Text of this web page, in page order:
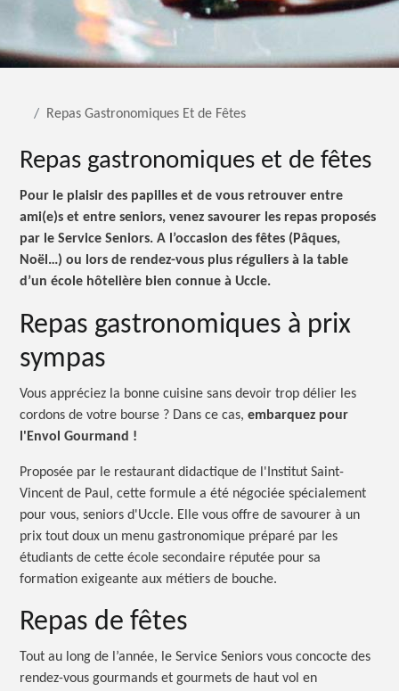
Repas Gastronomiques Et de Fêtes
Repas gastronomiques et de fêtes
Pour le plaisir des papilles et de vous retrouver entre
ami(e)s et entre seniors, venez savourer les repas proposés
par le Service Seniors. A l’occasion des fêtes (Pâques,
Noël…) ou lors de rendez-vous plus réguliers à la table
d’un école hôtelière bien connue à Uccle.
Repas gastronomiques à prix
sympas
Vous appréciez la bonne cuisine sans devoir trop délier les
cordons de votre bourse ? Dans ce cas,embarquez pour
l'EnvolGourmand !
Proposée par le restaurant didactique de l'Institut Saint-
Vincent de Paul, cette formule a été négociée spécialement
pour vous, seniors d'Uccle. Elle vous offre de savourer à un
prix tout doux un menu gastronomique préparé par les
étudiants de cette école secondaire réputée pour sa
formation exigeante aux métiers de bouche.
Repas de fêtes
Tout au long de l’année, le Service Seniors vous concocte des
rendez-vous gourmands et gourmets de haut vol en